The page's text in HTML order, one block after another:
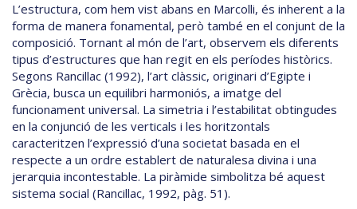
L’estructura, com hem vist abans en Marcolli, és inherent a la
forma de manera fonamental, però també en el conjunt de la
composició. Tornant al món de l’art, observem els diferents
tipus d’estructures que han regit en els períodes històrics.
Segons Rancillac (1992), l’art clàssic, originari d’Egipte i
Grècia, busca un equilibri harmoniós, a imatge del
funcionament universal. La simetria i l’estabilitat obtingudes
en la conjunció de les verticals i les horitzontals
caracteritzen l’expressió d’una societat basada en el
respecte a un ordre establert de naturalesa divina i una
jerarquia incontestable. La piràmide simbolitza bé aquest
sistema social (Rancillac, 1992, pàg. 51).